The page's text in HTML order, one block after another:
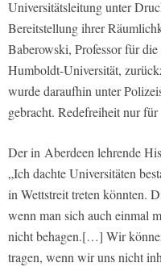
Universitätsleitung unter
Bereitstellung ihrer
Baberowski, Professor für
Humboldt-Universität,
wurde daraufhin unter
gebracht. Redefreiheit nur
Der in Aberdeen lehrende
„Ich dachte Universitäten
in Wettstreit treten könnten.
wenn man sich auch einmal
nicht behagen.[…] Wir
tragen, wenn wir uns nicht